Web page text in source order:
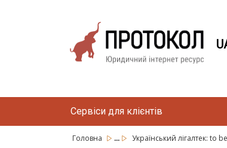
Сервіси для клієнтів
Головна ... Український лігалтек: to